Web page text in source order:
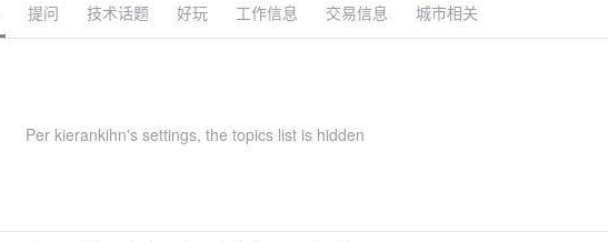
提问 技术话题 好玩 工作信息 交易信息 城市相关
Per kierankihn's settings, the topics list is hidden